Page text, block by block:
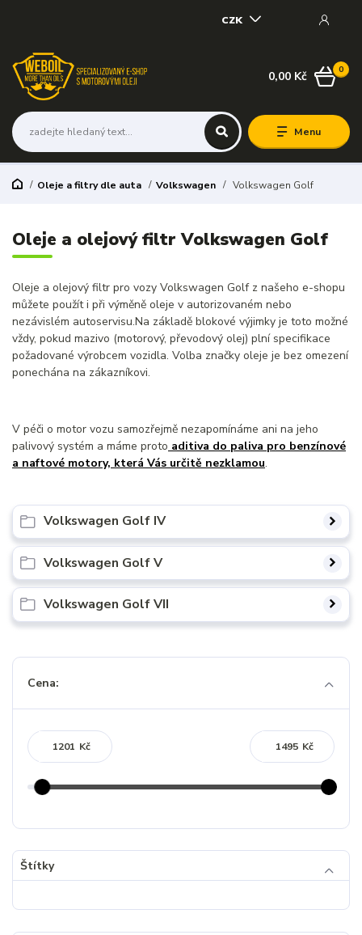
Menu
CZK
0
0,00 Kč
Oleje a filtry dle auta Volkswagen Volkswagen Golf
Oleje a olejový filtr Volkswagen Golf
Oleje a olejový filtr pro vozy Volkswagen Golf z našeho e-shopu
můžete použít i při výměně oleje v autorizovaném nebo
nezávislém autoservisu.Na základě blokové výjimky je toto možné
vždy, pokud mazivo (motorový, převodový olej) plní specifikace
požadované výrobcem vozidla. Volba značky oleje je bez omezení
ponechána na zákazníkovi.
V péči o motor vozu samozřejmě nezapomínáme ani na jeho
palivový systém a máme proto aditiva do paliva pro benzínové
a naftové motory, která Vás určitě nezklamou.
Volkswagen Golf IV
Volkswagen Golf V
Volkswagen Golf VII
Cena:
Kč Kč
Štítky